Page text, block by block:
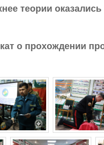
теории
о прохождении